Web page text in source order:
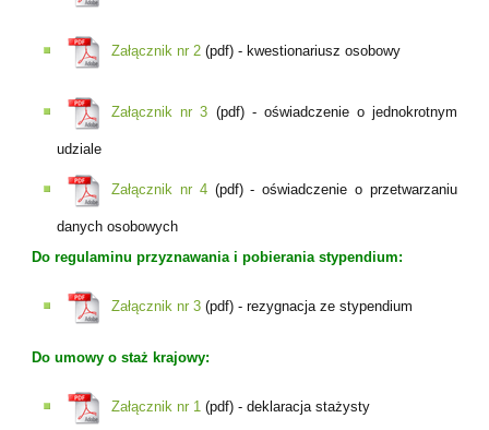
Załącznik nr 2 (pdf) - kwestionariusz osobowy
Załącznik nr 3 (pdf) - oświadczenie o jednokrotnym
udziale
Załącznik nr 4(pdf) - oświadczenie o przetwarzaniu
danych osobowych
Do regulaminu przyznawania i pobierania stypendium:
Załącznik nr 3 (pdf) - rezygnacja ze stypendium
Do umowy o staż krajowy:
Załącznik nr 1 (pdf) - deklaracja stażysty